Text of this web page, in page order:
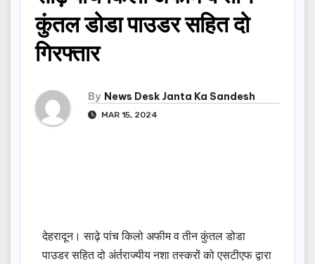
कुंतल डोडा पाउडर सहित दो
गिरफ्तार
By News Desk Janta Ka Sandesh
MAR 15, 2024
देहरादून। साढ़े पांच किलो अफीम व तीन कुंतल डोडा
पाउडर सहित दो अंर्तराज्यीय नशा तस्करों को एसटीएफ द्वारा